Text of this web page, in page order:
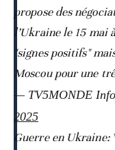
propose des
l’Ukraine le 15 mai
"signes positifs"
Moscou pour une
— TV5MONDE
2025
Guerre en Ukraine: